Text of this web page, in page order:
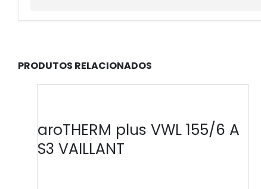
PRODUTOS RELACIONADOS
aroTHERM plus VWL 155/6 A
S3 VAILLANT